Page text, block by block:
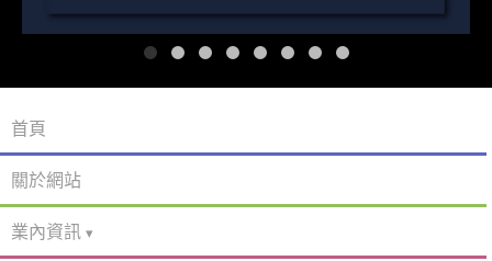
首頁
關於網站
業內資訊